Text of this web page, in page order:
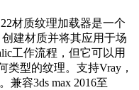
材质纹理加载器是一个
建材质并将其应用于场
工作流程，但它可以用
类型的纹理。支持Vray，
兼容3ds max 2016至